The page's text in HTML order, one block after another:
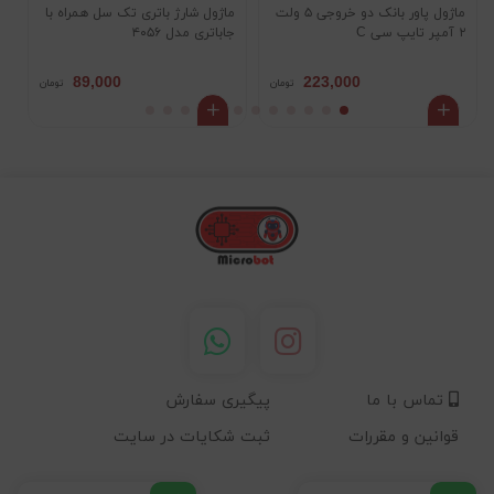
ماژول پاور بانک دو خروجی ۵ ولت
۲ آمپر تایپ سی C
223,000 تومان
ماژول شارژ باتری تک سل همراه با
جاباتری مدل ۴۰۵۶
89,000 تومان
تماس با ما
پیگیری سفارش
قوانین و مقررات
ثبت شکایات در سایت